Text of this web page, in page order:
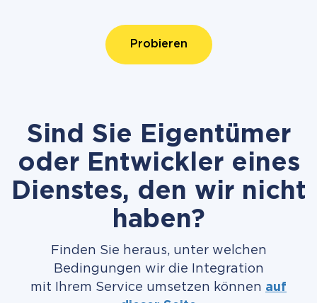
Probieren
Sind Sie Eigentümer
oder Entwickler eines
Dienstes, den wir nicht
haben?
Finden Sie heraus, unter welchen
Bedingungen wir die Integration
mit Ihrem Service umsetzen können auf